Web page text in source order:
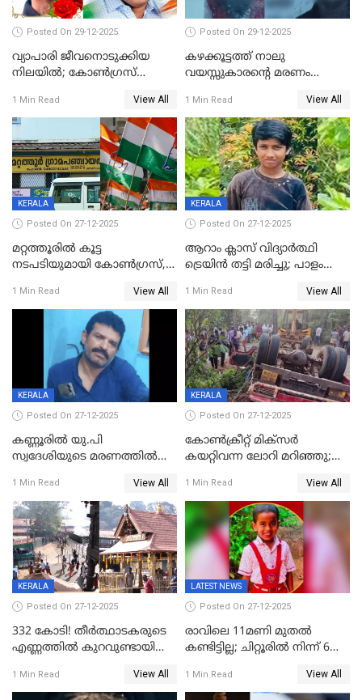
Posted On 29-12-2025
വ്യാപാരി ജീവനൊടുക്കിയ
നിലയില്‍; കോണ്‍ഗ്രസ്
മാനസികപീഡനമെന്ന് കുറിപ്പ്
1 Min Read View All
Posted On 29-12-2025
കഴക്കൂട്ടത്ത് നാലു
വയസ്സുകാരന്റെ മരണം
സുഹൃത്തും പൊലീസ്
കസ്റ്റഡിയിൽ
1 Min Read View All
KERALA
Posted On 27-12-2025
മറ്റത്തൂരിൽ കൂട്ട
നടപടിയുമായി കോണ്‍ഗ്രസ്,
എട്ട് പേര്‍ ഉള്‍പ്പെടെ
പത്തുപേരെ പുറത്താക്കി,
ചൊവ്വന്നൂരിലും നടപടി
1 Min Read View All
KERALA
Posted On 27-12-2025
ആറാം ക്ലാസ് വിദ്യാർത്ഥി
ട്രെയിൻ തട്ടി മരിച്ചു; പാളം
അപകടം മലപ്പുറത്ത്
1 Min Read View All
KERALA
Posted On 27-12-2025
കണ്ണൂരിൽ യു.പി
സ്വദേശിയുടെ മരണത്തിൽ
കേസ്; തർക്കമുണ്ടായത്
ഫേഷ്യലിന് 300 രൂപ
ആവശ്യപ്പെട്ടതിനെച്ചൊല്ലി
1 Min Read View All
KERALA
Posted On 27-12-2025
കോണ്‍ക്രീറ്റ് മിക്‌സര്‍
കയറ്റിവന്ന ലോറി മറിഞ്ഞു;
അപകടം കണ്ണൂരിൽ
1 Min Read View All
KERALA
Posted On 27-12-2025
332 കോടി! തീർത്ഥാടകരുടെ
എണ്ണത്തിൽ കുറവുണ്ടായിട്ടും
കുതിച്ചുയരുന്നു
1 Min Read View All
LATEST NEWS
Posted On 27-12-2025
രാവിലെ 11മണി മുതൽ
കണ്ടിട്ടില്ല; ചിറ്റൂരിൽ നിന്ന് 6
1 Min Read View All